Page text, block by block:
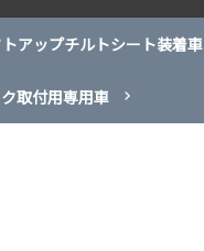
アップチルトシート装着車
取付用専用車